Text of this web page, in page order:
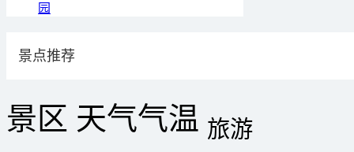
园
景点推荐
景区 天气气温 旅游